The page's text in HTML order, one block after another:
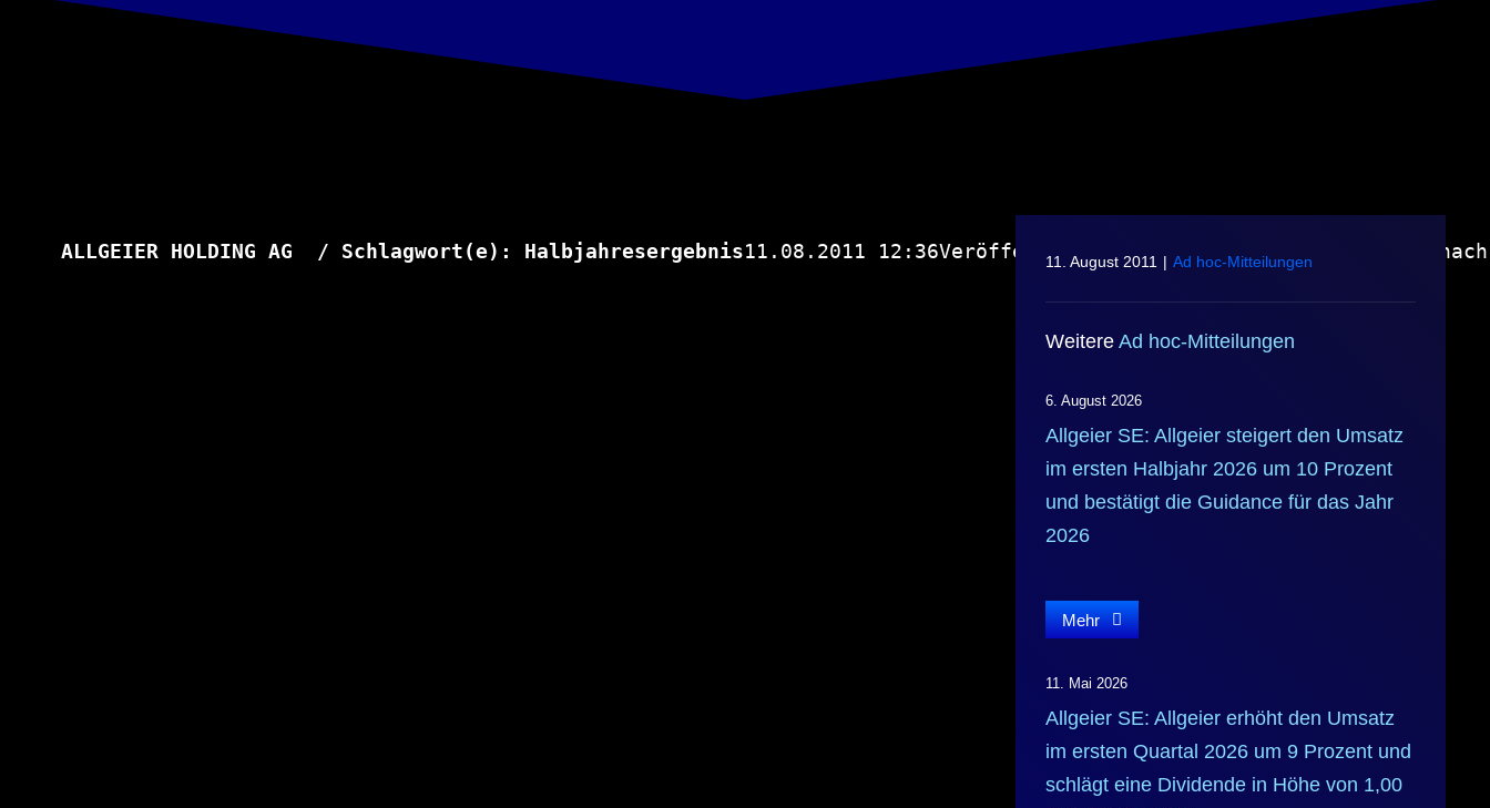
ALLGEIER HOLDING AG  / Schlagwort(e): Halbjahresergebnis11.08.2011 12:36Veröffentlichung einer Ad-hoc-Mitteilung
11. August 2011 | Ad hoc-Mitteilungen
WeitereAd hoc-Mitteilungen
6. August 2026
Allgeier SE: Allgeier steigert den Umsatz
im ersten Halbjahr 2026 um 10 Prozent
und bestätigt die Guidance für das Jahr
2026
Mehr
11. Mai 2026
Allgeier SE: Allgeier erhöht den Umsatz
im ersten Quartal 2026 um 9 Prozent und
schlägt eine Dividende in Höhe von 1,00